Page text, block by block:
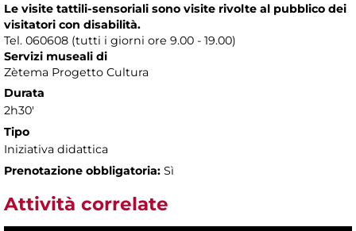
Le visite tattili-sensoriali sono visite rivolte al pubblico dei
visitatori con disabilità.
Tel. 060608 (tutti i giorni ore 9.00 - 19.00)
Servizi museali di
Zètema Progetto Cultura
Durata
2h30'
Tipo
Iniziativa didattica
Prenotazione obbligatoria: Sì
Attività correlate